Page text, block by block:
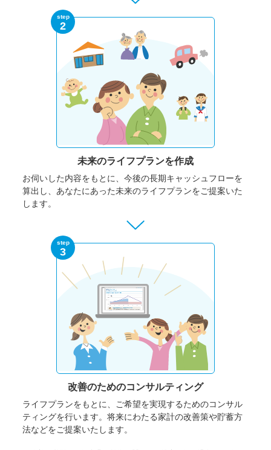
step
2
未来のライフプランを作成
お伺いした内容をもとに、今後の長期キャッシュフローを
算出し、あなたにあった未来のライフプランをご提案いた
します。
step
3
改善のためのコンサルティング
ライフプランをもとに、ご希望を実現するためのコンサル
ティングを行います。将来にわたる家計の改善策や貯蓄方
法などをご提案いたします。